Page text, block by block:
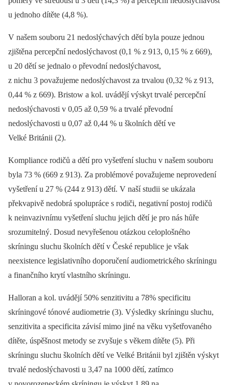
u jednoho dítěte (4,8 %).
V našem souboru 21 nedoslýchavých dětí byla pouze jednou
zjištěna percepční nedoslýchavost (0,1 % z 913, 0,15 % z 669),
u 20 dětí se jednalo o převodní nedoslýchavost,
z nichu 3 považujeme nedoslýchavost za trvalou (0,32 % z 913,
0,44 % z 669). Bristow a kol. uvádějí výskyt trvalé percepční
nedoslýchavosti v 0,05 až 0,59 % a trvalé převodní
nedoslýchavosti u 0,07 až 0,44 % u školních dětí ve
Velké Británii (2).
Kompliance rodičů a dětí pro vyšetření sluchu v našem souboru
byla 73 % (669 z 913). Za problémové považujeme neprovedení
vyšetření u 27 % (244 z 913) dětí. V naší studii se ukázala
překvapivě nedobrá spolupráce s rodiči, negativní postoj rodičů
k neinvazivnímu vyšetření sluchu jejich dětí je pro nás hůře
srozumitelný. Dosud nevyřešenou otázkou celoplošného
skríningu sluchu školních dětí v České republice je však
neexistence legislativního doporučení audiometrického skríningu
a finančního krytí vlastního skríningu.
Halloran a kol. uvádějí 50% senzitivitu a 78% specificitu
skríningové tónové audiometrie (3). Výsledky skríningu sluchu,
senzitivita a specificita závisí mimo jiné na věku vyšetřovaného
dítěte, úspěšnost metody se zvyšuje s věkem dítěte (5). Při
skríningu sluchu školních dětí ve Velké Británii byl zjištěn výskyt
trvalé nedoslýchavosti u 3,47 na 1000 dětí, zatímco